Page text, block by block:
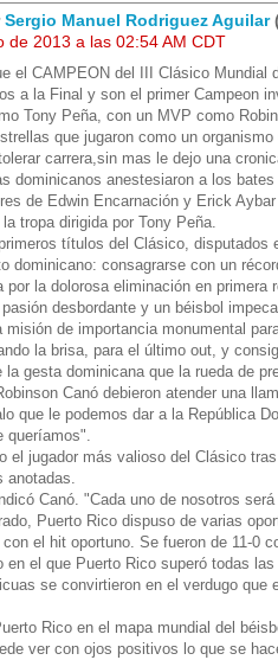
Sergio Manuel Rodriguez Aguilar
de 2013 a las 02:54 AM CDT
el CAMPEON del III Clásico
a la Final y son el primer Campeon
Tony Peña, con un MVP como
que jugaron como un
carrera,sin mas le dejo una
dominicanos anestesiaron a los
de Edwin Encarnación y Erick
tropa dirigida por Tony Peña.
títulos del Clásico,
dominicano: consagrarse con un
por la dolorosa eliminación en
desbordante y un béisbol
misión de importancia monumental
la brisa, para el último out, y
la gesta dominicana que la rueda de
Canó debieron atender una
que le podemos dar a la República
queríamos".
el jugador más valioso del Clásico
anotadas.
Canó. "Cada uno de nosotros
Puerto Rico dispuso de varias
el hit oportuno. Se fueron de 11-0
en el que Puerto Rico superó todas
se convirtieron en el verdugo
Rico en el mapa mundial del
ver con ojos positivos lo que se